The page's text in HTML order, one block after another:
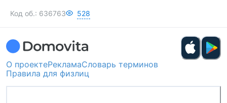
Код об.: 636763 528
О проектеРекламаСловарь терминов
Правила для физлиц